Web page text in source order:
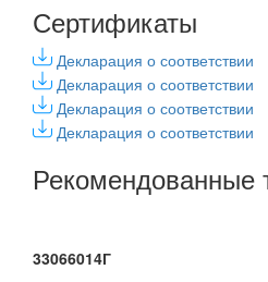
Сертификаты
Декларация о соответствии
Декларация о соответствии
Декларация о соответствии
Декларация о соответствии
Рекомендованные
33066014Г